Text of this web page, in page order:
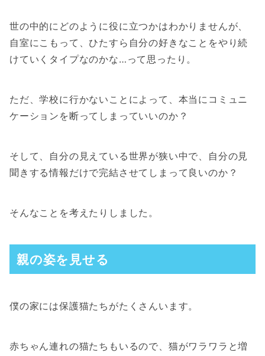
世の中的にどのように役に立つかはわかりませんが、
自室にこもって、ひたすら自分の好きなことをやり続
けていくタイプなのかな…って思ったり。
ただ、学校に行かないことによって、本当にコミュニ
ケーションを断ってしまっていいのか？
そして、自分の見えている世界が狭い中で、自分の見
聞きする情報だけで完結させてしまって良いのか？
そんなことを考えたりしました。
親の姿を見せる
僕の家には保護猫たちがたくさんいます。
赤ちゃん連れの猫たちもいるので、猫がワラワラと増